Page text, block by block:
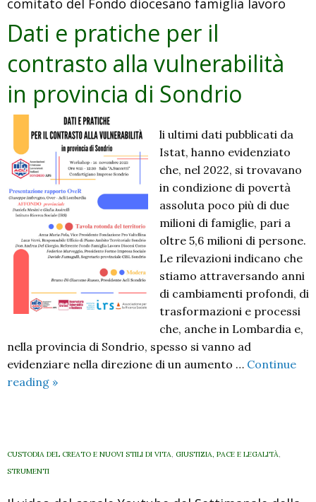
principali,
comune
ai
territori
di
Cantù,
e
Mariano
Comense
Dati e pratiche per il
contrasto alla vulnerabilità
in provincia di Sondrio
li ultimi dati pubblicati da
Istat, hanno evidenziato
che, nel 2022, si trovavano
in condizione di povertà
assoluta poco più di due
milioni di famiglie, pari a
oltre 5,6 milioni di persone.
Le rilevazioni indicano che
stiamo attraversando anni
di cambiamenti profondi, di
trasformazioni e processi
che, anche in Lombardia e,
nella provincia di Sondrio, spesso si vanno ad
evidenziare nella direzione di un aumento … Continue
reading Dati
il
»
CUSTODIA DEL CREATO E NUOVI STILI DI VITA, GIUSTIZIA, PACE E LEGALITÀ,
STRUMENTI